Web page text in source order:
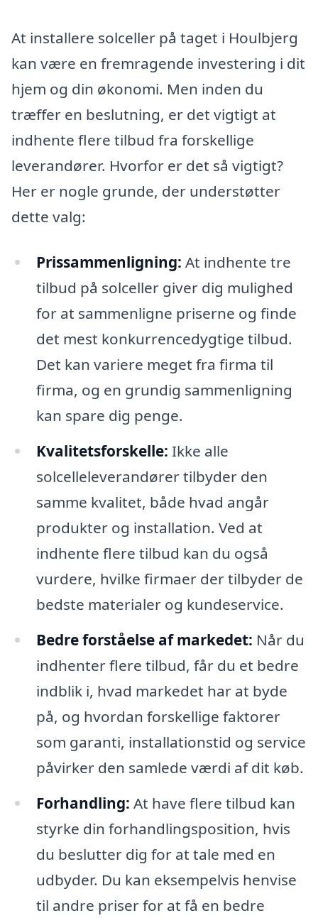
At installere solceller på taget i Houlbjerg
kan være en fremragende investering i dit
hjem og din økonomi. Men inden du
træffer en beslutning, er det vigtigt at
indhente flere tilbud fra forskellige
leverandører. Hvorfor er det så vigtigt?
Her er nogle grunde, der understøtter
dette valg:
Prissammenligning: At indhente tre
tilbud på solceller giver dig mulighed
for at sammenligne priserne og finde
det mest konkurrencedygtige tilbud.
Det kan variere meget fra firma til
firma, og en grundig sammenligning
kan spare dig penge.
Kvalitetsforskelle: Ikke alle
solcelleleverandører tilbyder den
samme kvalitet, både hvad angår
produkter og installation. Ved at
indhente flere tilbud kan du også
vurdere, hvilke firmaer der tilbyder de
bedste materialer og kundeservice.
Bedre forståelse af markedet: Når du
indhenter flere tilbud, får du et bedre
indblik i, hvad markedet har at byde
på, og hvordan forskellige faktorer
som garanti, installationstid og service
påvirker den samlede værdi af dit køb.
Forhandling: At have flere tilbud kan
styrke din forhandlingsposition, hvis
du beslutter dig for at tale med en
udbyder. Du kan eksempelvis henvise
til andre priser for at få en bedre